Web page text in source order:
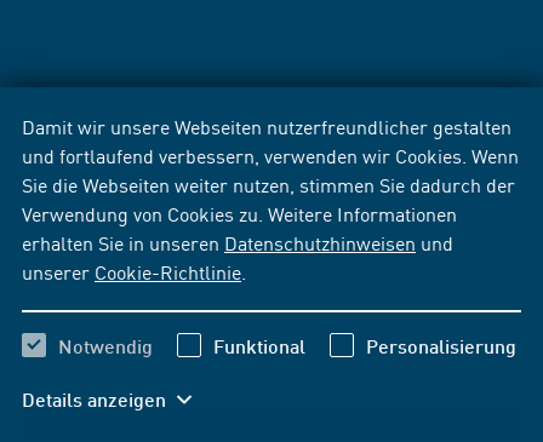
Damit wir unsere Webseiten nutzerfreundlicher gestalten
und fortlaufend verbessern, verwenden wir Cookies. Wenn
Sie die Webseiten weiter nutzen, stimmen Sie dadurch der
Verwendung von Cookies zu. Weitere Informationen
erhalten Sie in unseren Datenschutzhinweisen und
unserer Cookie-Richtlinie
Notwendig Funktional Personalisierung
Details anzeigen